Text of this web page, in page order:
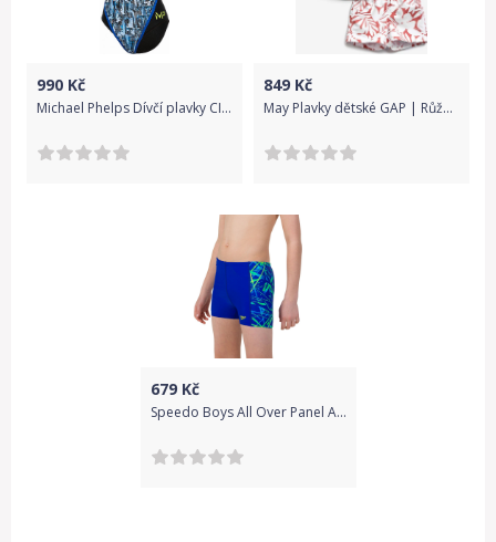
990 Kč
Michael Phelps Dívčí plavky CITY LADY RACING BACK FR30 (152 cm)
849 Kč
May Plavky dětské GAP | Růžová | Dívčí | 12-18 měsíců
679Kč
Speedo Boys All Over Panel Aquashort - ultrasonic/fake green 164